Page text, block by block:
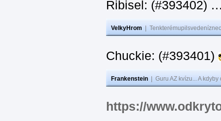
Ribisel: (#393402)
VelkyHrom
Chuckie: (#393401)
Frankenstein Guru AZ kvízu... A
https://